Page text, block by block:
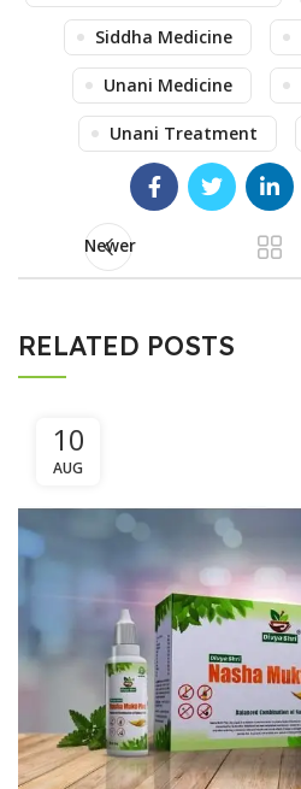
Siddha Medicine
Unani Medicine
Unani Treatment
Newer
RELATED POSTS
10
AUG